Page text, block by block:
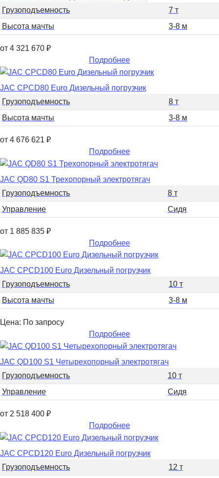
Грузоподъемность
7 т
Высота мачты
3-8 м
от 4 321 670 ₽
Подробнее
JAC CPCD80 Euro Дизельный погрузчик
Грузоподъемность
8 т
Высота мачты
3-8 м
от 4 676 621 ₽
Подробнее
JAC QD80 S1 Трехопорный электротягач
Грузоподъемность
8 т
Управление
Сидя
от 1 885 835 ₽
Подробнее
JAC CPCD100 Euro Дизельный погрузчик
Грузоподъемность
10 т
Высота мачты
3-8 м
Цена: По запросу
Подробнее
JAC QD100 S1 Четырехопорный электротягач
Грузоподъемность
10 т
Управление
Сидя
от 2 518 400 ₽
Подробнее
JAC CPCD120 Euro Дизельный погрузчик
Грузоподъемность
12 т